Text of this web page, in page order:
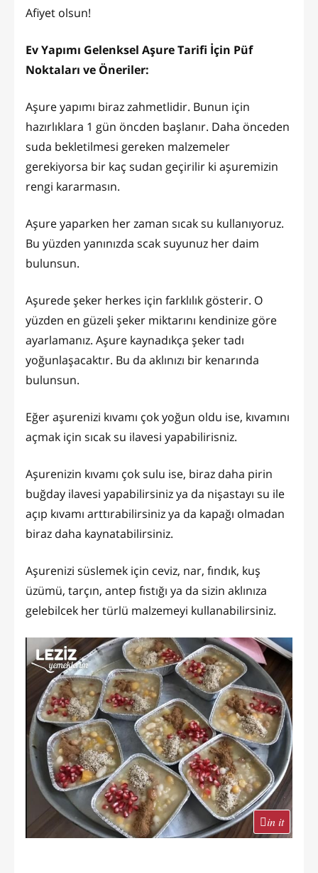
Afiyet olsun!
Ev Yapımı Gelenksel Aşure Tarifi İçin Püf
Noktaları ve Öneriler:
Aşure yapımı biraz zahmetlidir. Bunun için
hazırlıklara 1 gün öncden başlanır. Daha önceden
suda bekletilmesi gereken malzemeler
gerekiyorsa bir kaç sudan geçirilir ki aşuremizin
rengi kararmasın.
Aşure yaparken her zaman sıcak su kullanıyoruz.
Bu yüzden yanınızda scak suyunuz her daim
bulunsun.
Aşurede şeker herkes için farklılık gösterir. O
yüzden en güzeli şeker miktarını kendinize göre
ayarlamanız. Aşure kaynadıkça şeker tadı
yoğunlaşacaktır. Bu da aklınızı bir kenarında
bulunsun.
Eğer aşurenizi kıvamı çok yoğun oldu ise, kıvamını
açmak için sıcak su ilavesi yapabilirisniz.
Aşurenizin kıvamı çok sulu ise, biraz daha pirin
buğday ilavesi yapabilirsiniz ya da nişastayı su ile
açıp kıvamı arttırabilirsiniz ya da kapağı olmadan
biraz daha kaynatabilirsiniz.
Aşurenizi süslemek için ceviz, nar, fındık, kuş
üzümü, tarçın, antep fıstığı ya da sizin aklınıza
gelebilcek her türlü malzemeyi kullanabilirsiniz.
in it